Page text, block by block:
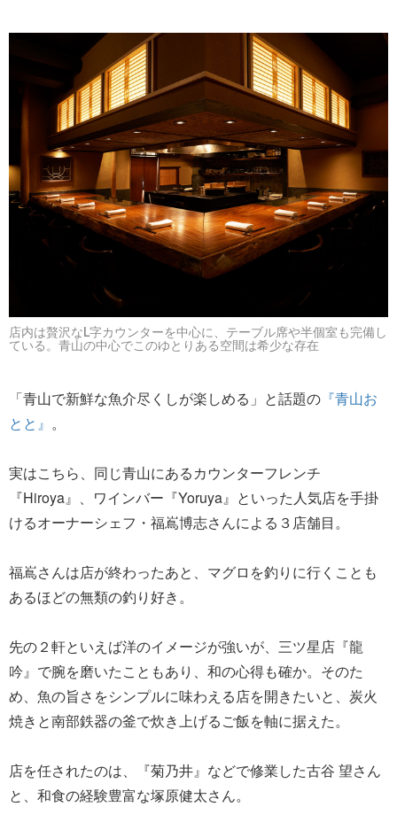
店内は贅沢なL字カウンターを中心に、テーブル席や半個室も完備し
ている。青山の中心でこのゆとりある空間は希少な存在
「青山で新鮮な魚介尽くしが楽しめる」と話題の 『青山お
とと』 。
実はこちら、同じ青山にあるカウンターフレンチ
『Hiroya』、ワインバー『Yoruya』といった人気店を手掛
けるオーナーシェフ・福嶌博志さんによる３店舗目。
福嶌さんは店が終わったあと、マグロを釣りに行くことも
あるほどの無類の釣り好き。
先の２軒といえば洋のイメージが強いが、三ツ星店『龍
吟』で腕を磨いたこともあり、和の心得も確か。そのた
め、魚の旨さをシンプルに味わえる店を開きたいと、炭火
焼きと南部鉄器の釜で炊き上げるご飯を軸に据えた。
店を任されたのは、『菊乃井』などで修業した古谷 望さん
と、和食の経験豊富な塚原健太さん。